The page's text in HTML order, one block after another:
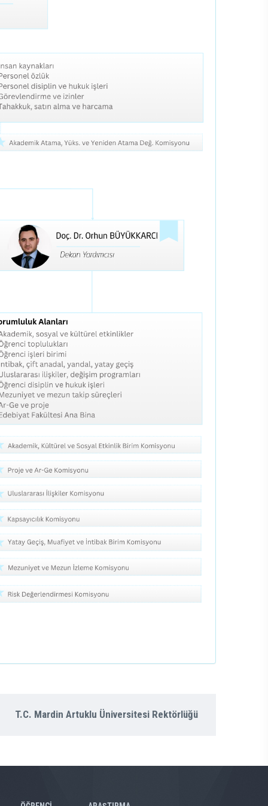
T.C. Mardin Artuklu Üniversitesi Rektörlüğü